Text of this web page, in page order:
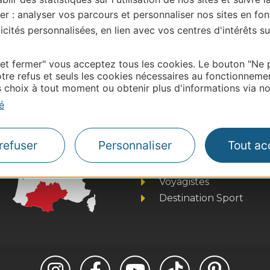
: analyser vos parcours et personnaliser nos sites en
personnalisées, en lien avec vos centres d'intérêts
fermer" vous acceptez tous les cookies. Le bouton "Ne
refus et seuls les cookies nécessaires au
choix à tout moment ou obtenir plus d'informations via
Personnaliser Tout
Leaflet| Map data ©OpenStreetMap contributors
Business/Mice
Pros d'Occitanie
Site presse et
Voyagistes
Destination Sport